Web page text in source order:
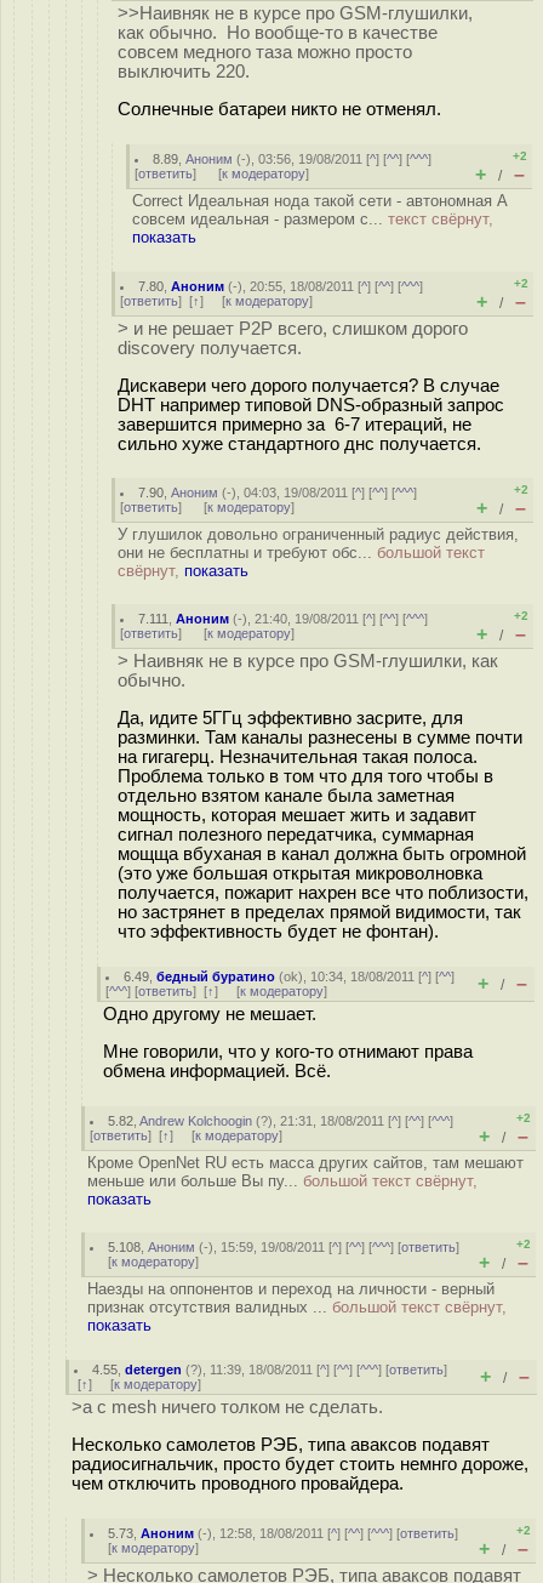
>>Наивняк не в курсе про GSM-глушилки,
как обычно. Но вообще-то в качестве
совсем медного таза можно просто
выключить 220.
Солнечные батареи никто не отменял.
8.89 ,Аноним (-), 03:56, 19/08/2011 [^] [^^] [^^^]
[ответить] [к модератору]
+2
+ / –
Correct Идеальная нода такой сети - автономная А
совсем идеальная - размером с... текст свёрнут,
показать
7.80 ,Аноним (-), 20:55, 18/08/2011 [^] [^^] [^^^]
[ответить] [↑] [к модератору]
+2
+ / –
> и не решает P2P всего, слишком дорого
discovery получается.
Дискавери чего дорого получается? В случае
DHT например типовой DNS-образный запрос
завершится примерно за 6-7 итераций, не
сильно хуже стандартного днс получается.
7.90 ,Аноним (-), 04:03, 19/08/2011 [^] [^^] [^^^]
[ответить] [к модератору]
+2
+ / –
У глушилок довольно ограниченный радиус действия,
они не бесплатны и требуют обс... большой текст
свёрнут, показать
7.111 ,Аноним (-), 21:40, 19/08/2011 [^] [^^] [^^^]
[ответить] [к модератору]
+2
+ / –
> Наивняк не в курсе про GSM-глушилки, как
обычно.
Да, идите 5ГГц эффективно засрите, для
разминки. Там каналы разнесены в сумме почти
на гигагерц. Незначительная такая полоса.
Проблема только в том что для того чтобы в
отдельно взятом канале была заметная
мощность, которая мешает жить и задавит
сигнал полезного передатчика, суммарная
мощща вбуханая в канал должна быть огромной
(это уже большая открытая микроволновка
получается, пожарит нахрен все что поблизости,
но застрянет в пределах прямой видимости, так
что эффективность будет не фонтан).
6.49 ,бедный буратино (ok), 10:34, 18/08/2011 [^] [^^]
[^^^] [ответить] [↑] [к модератору] + / –
Одно другому не мешает.
Мне говорили, что у кого-то отнимают права
обмена информацией. Всё.
5.82 ,Andrew Kolchoogin (?), 21:31, 18/08/2011 [^] [^^] [^^^]
[ответить] [↑] [к модератору]
+2
+ / –
Кроме OpenNet RU есть масса других сайтов, там мешают
меньше или больше Вы пу... большой текст свёрнут,
показать
5.108 ,Аноним (-), 15:59, 19/08/2011 [^] [^^] [^^^] [ответить]
[к модератору]
+2
+ / –
Наезды на оппонентов и переход на личности - верный
признак отсутствия валидных ... большой текст свёрнут,
показать
4.55 ,detergen (?), 11:39, 18/08/2011 [^] [^^] [^^^] [ответить]
[↑] [к модератору] + / –
>а с mesh ничего толком не сделать.
Несколько самолетов РЭБ, типа аваксов подавят
радиосигнальчик, просто будет стоить немнго дороже,
чем отключить проводного провайдера.
5.73 ,Аноним (-), 12:58, 18/08/2011 [^] [^^] [^^^] [ответить]
[к модератору]
+2
+ / –
> Несколько самолетов РЭБ, типа аваксов подавят